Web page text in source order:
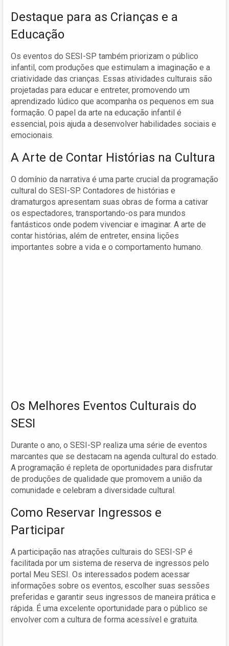
Destaque para as Crianças e a
Educação
Os eventos do SESI-SP também priorizam o público
infantil, com produções que estimulam a imaginação e a
criatividade das crianças. Essas atividades culturais são
projetadas para educar e entreter, promovendo um
aprendizado lúdico que acompanha os pequenos em sua
formação. O papel da arte na educação infantil é
essencial, pois ajuda a desenvolver habilidades sociais e
emocionais.
A Arte de Contar Histórias na Cultura
O domínio da narrativa é uma parte crucial da programação
cultural do SESI-SP. Contadores de histórias e
dramaturgos apresentam suas obras de forma a cativar
os espectadores, transportando-os para mundos
fantásticos onde podem vivenciar e imaginar. A arte de
contar histórias, além de entreter, ensina lições
importantes sobre a vida e o comportamento humano.
Os Melhores Eventos Culturais do
SESI
Durante o ano, o SESI-SP realiza uma série de eventos
marcantes que se destacam na agenda cultural do estado.
A programação é repleta de oportunidades para disfrutar
de produções de qualidade que promovem a união da
comunidade e celebram a diversidade cultural.
Como Reservar Ingressos e
Participar
A participação nas atrações culturais do SESI-SP é
facilitada por um sistema de reserva de ingressos pelo
portal Meu SESI. Os interessados podem acessar
informações sobre os eventos, escolher suas sessões
preferidas e garantir seus ingressos de maneira prática e
rápida. É uma excelente oportunidade para o público se
envolver com a cultura de forma acessível e gratuita.